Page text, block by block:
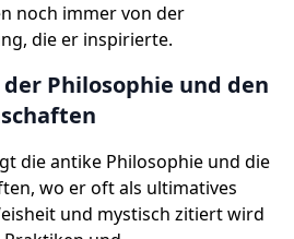
noch immer von der
die er inspirierte.
Philosophie und den
die antike Philosophie und die
wo er oft als ultimatives
und mystisch zitiert wird